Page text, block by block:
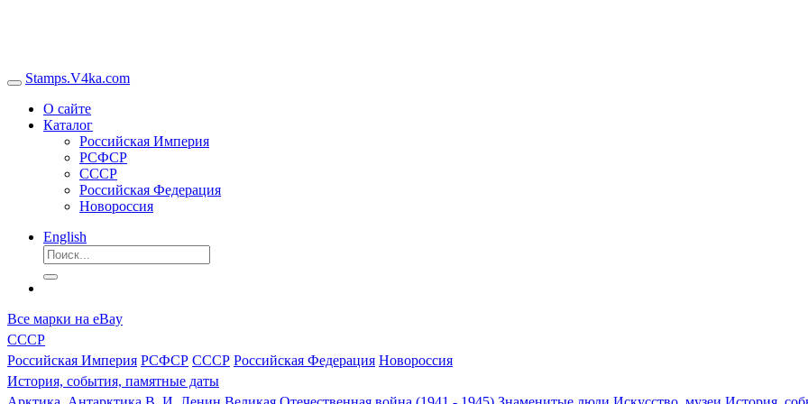
Stamps.V4ka.com
О сайте
Каталог
Российская Империя
РСФСР
СССР
Российская Федерация
Новороссия
English
Все марки на eBay
СССР
Российская Империя РСФСР СССР Российская Федерация Новороссия
История, события, памятные даты